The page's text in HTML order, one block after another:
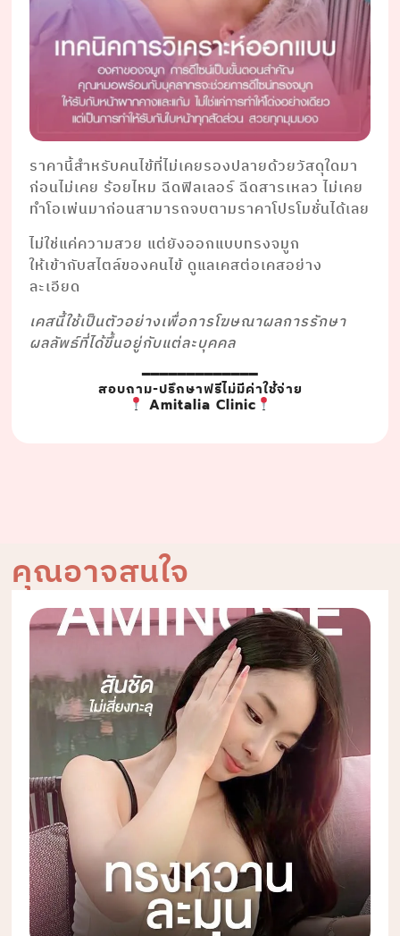
ราคานี้สำหรับคนไข้ที่ไม่เคยรองปลายด้วยวัสดุใดมา
ก่อนไม่เคย ร้อยไหม ฉีดฟิลเลอร์ ฉีดสารเหลว ไม่เคย
ทำโอเพ่นมาก่อนสามารถจบตามราคาโปรโมชั่นได้เลย
ไม่ใช่แค่ความสวย แต่ยังออกแบบทรงจมูก
ให้เข้ากับสไตล์ของคนไข้ ดูแลเคสต่อเคสอย่าง
ละเอียด
เคสนี้ใช้เป็นตัวอย่างเพื่อการโฆษณาผลการรักษา
ผลลัพธ์ที่ได้ขึ้นอยู่กับแต่ละบุคคล
━━━━━━━━━━━━━
สอบถาม-ปรึกษาฟรีไม่มีค่าใช้จ่าย
Amitalia Clinic
คุณอาจสนใจ